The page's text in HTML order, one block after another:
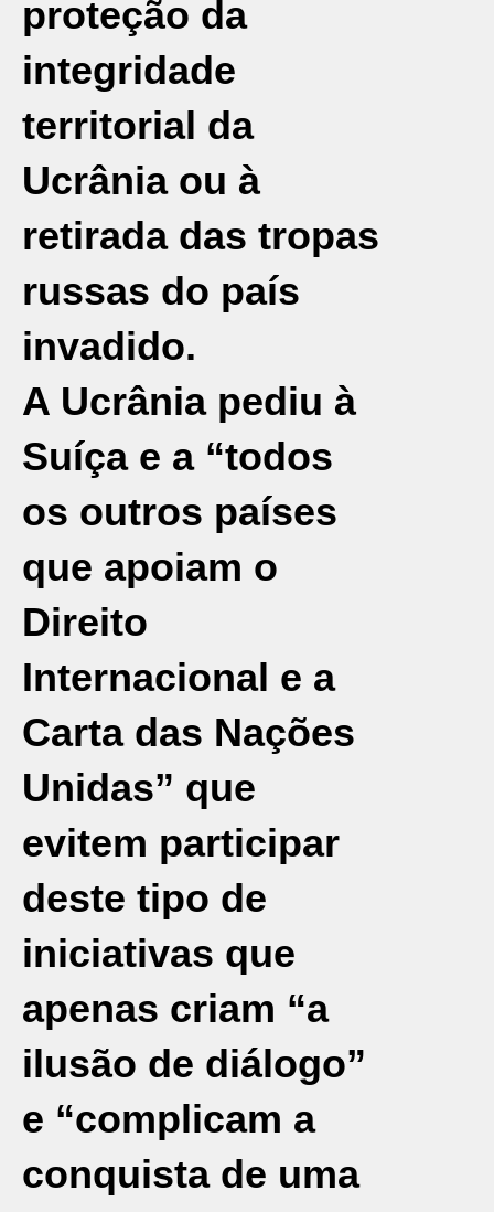
proteção da
integridade
territorial da
Ucrânia ou à
retirada das tropas
russas do país
invadido.
A Ucrânia pediu à
Suíça e a “todos
os outros países
que apoiam o
Direito
Internacional e a
Carta das Nações
Unidas” que
evitem participar
deste tipo de
iniciativas que
apenas criam “a
ilusão de diálogo”
e “complicam a
conquista de uma